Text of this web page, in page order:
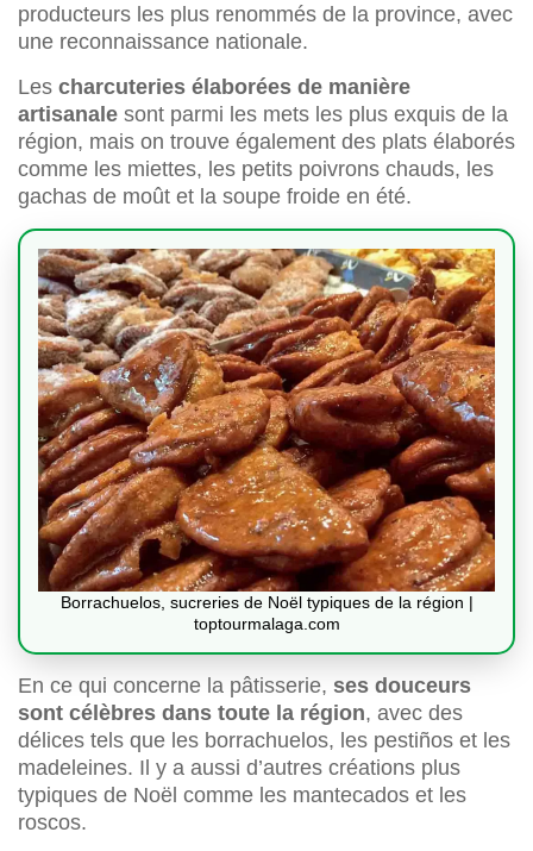
producteurs les plus renommés de la province, avec
une reconnaissance nationale.
Les charcuteries élaborées de manière
artisanale sont parmi les mets les plus exquis de la
région, mais on trouve également des plats élaborés
comme les miettes, les petits poivrons chauds, les
gachas de moût et la soupe froide en été.
Borrachuelos, sucreries de Noël typiques de la région |
toptourmalaga.com
En ce qui concerne la pâtisserie, ses douceurs
sont célèbres dans toute la région, avec des
délices tels que les borrachuelos, les pestiños et les
madeleines. Il y a aussi d’autres créations plus
typiques de Noël comme les mantecados et les
roscos.